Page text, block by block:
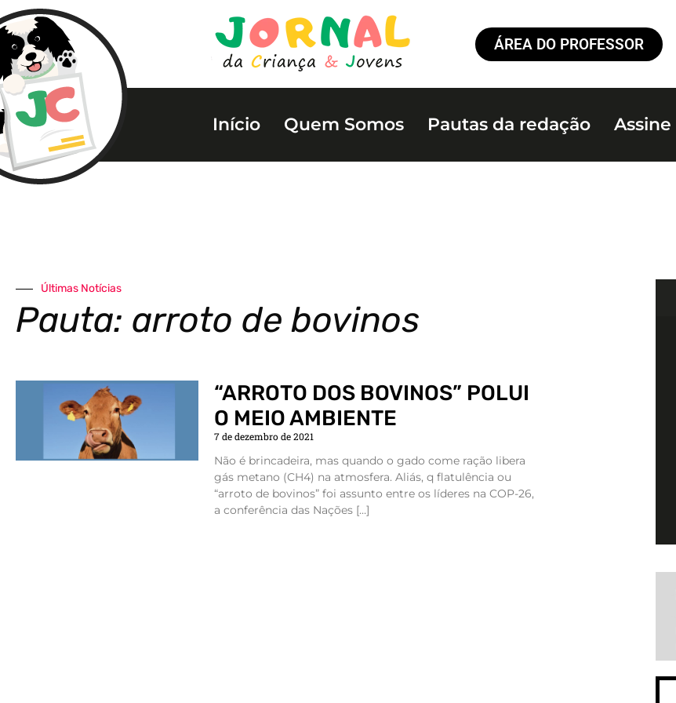
ÁREA DO PROFESSOR
Início Quem Somos Pautas da redação Assine
Últimas Notícias
Pauta: arroto de bovinos
“ARROTO DOS BOVINOS” POLUI
O MEIO AMBIENTE
7 de dezembro de 2021
Não é brincadeira, mas quando o gado come ração libera
gás metano (CH4) na atmosfera. Aliás, q flatulência ou
“arroto de bovinos” foi assunto entre os líderes na COP-26,
a conferência das Nações […]